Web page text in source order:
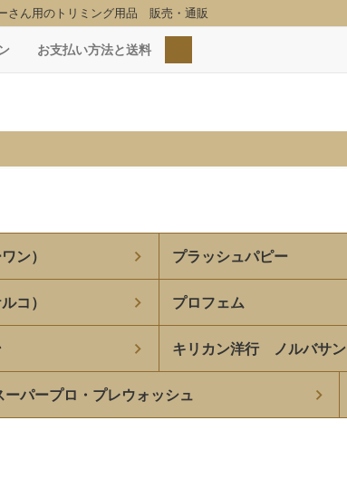
さん用のトリミング用品 販売・通販
お支払い方法と送料
検索
ン） プラッシュパピー
コ） プロフェム
キリカン洋行 ノルバサン
ーパープロ・プレウォッシュ